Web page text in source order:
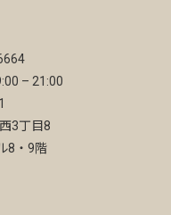
– 21:00
3丁目8
8・9階